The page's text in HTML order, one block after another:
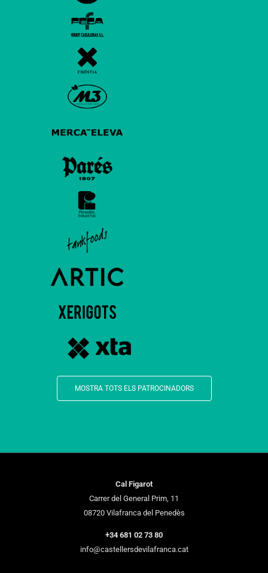
MOSTRA TOTS ELS PATROCINADORS
Cal Figarot
Carrer del General Prim, 11
08720 Vilafranca del Penedès
+34 681 02 73 80
info@castellersdevilafranca.cat